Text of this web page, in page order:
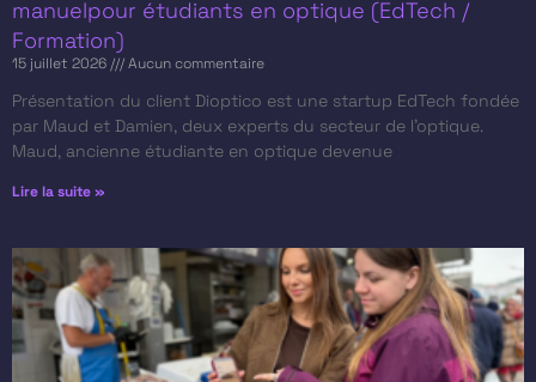
manuelpour étudiants en optique (EdTech /
Formation)
15 juillet 2026 Aucun commentaire
Présentation du client​ Dioptico est une startup EdTech fondée
par Maud et Damien, deux experts du secteur de l’optique.
Maud, ancienne étudiante en optique devenue
Lire la suite »